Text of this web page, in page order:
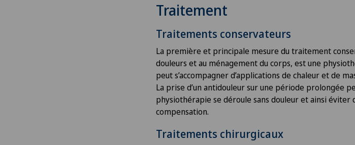
Traitement
Traitements conservateurs
La première et principale mesure du traitement
douleurs et au ménagement du corps, est une
peut s’accompagner d’applications de chaleur et de
La prise d’un antidouleur sur une période prolongée
physiothérapie se déroule sans douleur et ainsi
compensation.
Traitements chirurgicaux